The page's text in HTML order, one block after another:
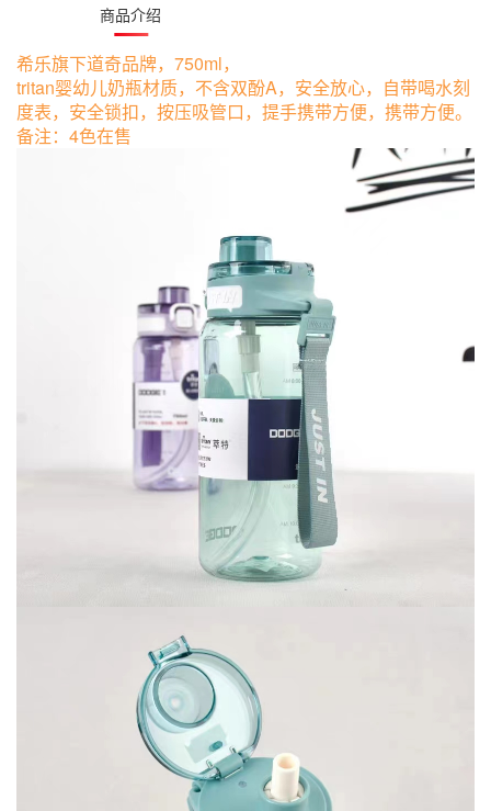
商品介绍
希乐旗下道奇品牌，750ml，
tritan婴幼儿奶瓶材质，不含双酚A，安全放心，自带喝水刻
度表，安全锁扣，按压吸管口，提手携带方便，携带方便。
备注：4色在售